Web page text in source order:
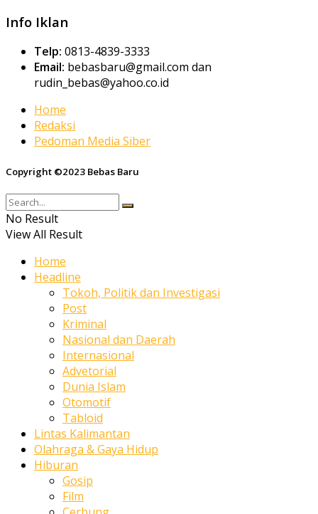
Info Iklan
Telp: 0813-4839-3333
Email: bebasbaru@gmail.com dan
rudin_bebas@yahoo.co.id
Home
Redaksi
Pedoman Media Siber
Copyright ©2023 Bebas Baru
No Result
View All Result
Home
Headline
Tokoh, Politik dan Investigasi
Post
Kriminal
Nasional dan Daerah
Internasional
Advetorial
Dunia Islam
Otomotif
Tabloid
Lintas Kalimantan
Olahraga & Gaya Hidup
Hiburan
Gosip
Film